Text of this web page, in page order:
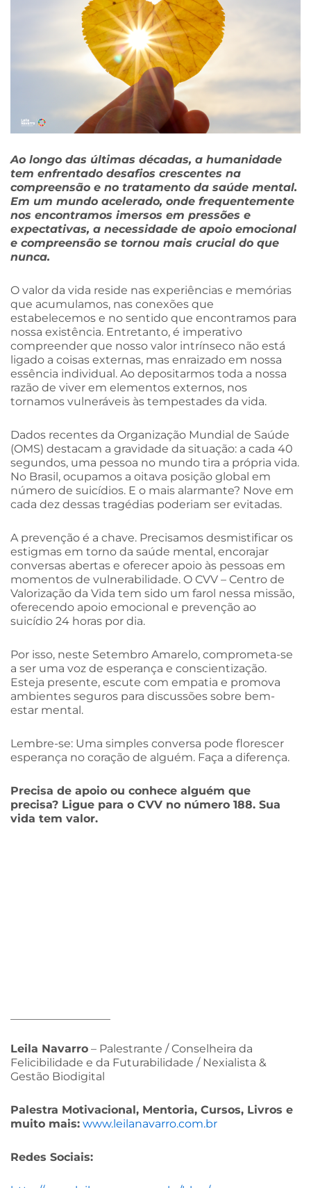
Ao longo das últimas décadas, a humanidade
tem enfrentado desafios crescentes na
compreensão e no tratamento da saúde mental.
Em um mundo acelerado, onde frequentemente
nos encontramos imersos em pressões e
expectativas, a necessidade de apoio emocional
e compreensão se tornou mais crucial do que
nunca.
O valor da vida reside nas experiências e memórias
que acumulamos, nas conexões que
estabelecemos e no sentido que encontramos para
nossa existência. Entretanto, é imperativo
compreender que nosso valor intrínseco não está
ligado a coisas externas, mas enraizado em nossa
essência individual. Ao depositarmos toda a nossa
razão de viver em elementos externos, nos
tornamos vulneráveis às tempestades da vida.
Dados recentes da Organização Mundial de Saúde
(OMS) destacam a gravidade da situação: a cada 40
segundos, uma pessoa no mundo tira a própria vida.
No Brasil, ocupamos a oitava posição global em
número de suicídios. E o mais alarmante? Nove em
cada dez dessas tragédias poderiam ser evitadas.
A prevenção é a chave. Precisamos desmistificar os
estigmas em torno da saúde mental, encorajar
conversas abertas e oferecer apoio às pessoas em
momentos de vulnerabilidade. O CVV – Centro de
Valorização da Vida tem sido um farol nessa missão,
oferecendo apoio emocional e prevenção ao
suicídio 24 horas por dia.
Por isso, neste Setembro Amarelo, comprometa-se
a ser uma voz de esperança e conscientização.
Esteja presente, escute com empatia e promova
ambientes seguros para discussões sobre bem-
estar mental.
Lembre-se: Uma simples conversa pode florescer
esperança no coração de alguém. Faça a diferença.
Precisa de apoio ou conhece alguém que
precisa? Ligue para o CVV no número 188. Sua
vida tem valor.
Leila Navarro – Palestrante / Conselheira da
Felicibilidade e da Futurabilidade / Nexialista &
Gestão Biodigital
Palestra Motivacional, Mentoria, Cursos, Livros e
muito mais: www.leilanavarro.com.br
Redes Sociais: